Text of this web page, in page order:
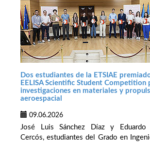
Dos estudiantes de la ETSIAE
EELISA Scientific Student Competition
investigaciones en materiales y
aeroespacial
09.06.2026
José Luis Sánchez Díaz y Eduardo
Cercós, estudiantes del Grado en